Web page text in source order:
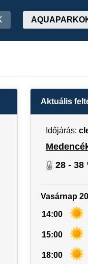
Aktuális
Időjárás:
28 - 38
Vasárnap
14:00
15:00
18:00